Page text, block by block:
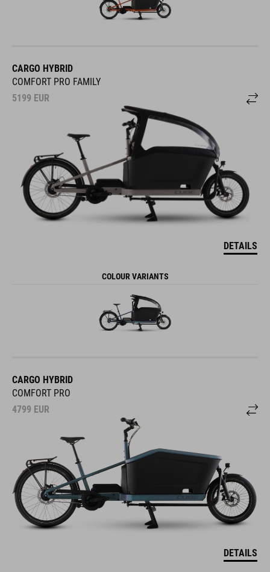
CARGO HYBRID
COMFORT PRO FAMILY
5199 EUR
DETAILS
COLOUR VARIANTS
CARGO HYBRID
COMFORT PRO
4799 EUR
DETAILS